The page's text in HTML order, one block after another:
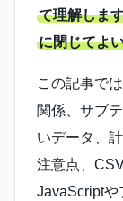
て理解しま
に閉じてよ
この記事で
関係、サブ
いデータ、
注意点、
JavaScriptや